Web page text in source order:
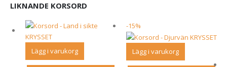
LIKNANDE KORSORD
Lägg i varukorg
-15%
Lägg i varukorg